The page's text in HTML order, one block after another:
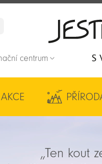
centrum
AKCE
„Ten kout